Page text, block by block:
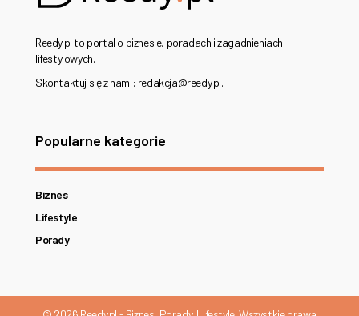
Reedy.pl to portal o biznesie, poradach i zagadnieniach
lifestylowych.
Skontaktuj się z nami: redakcja@reedy.pl.
Popularne kategorie
Biznes
Lifestyle
Porady